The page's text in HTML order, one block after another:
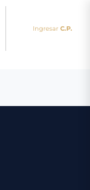
Ingresar C.P.